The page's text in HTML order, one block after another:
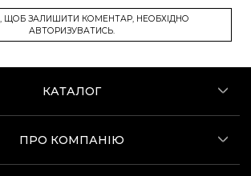
ЩОБ ЗАЛИШИТИ КОМЕНТАР, НЕОБХІДНО
АВТОРИЗУВАТИСЬ.
КАТАЛОГ
ПРО КОМПАНІЮ